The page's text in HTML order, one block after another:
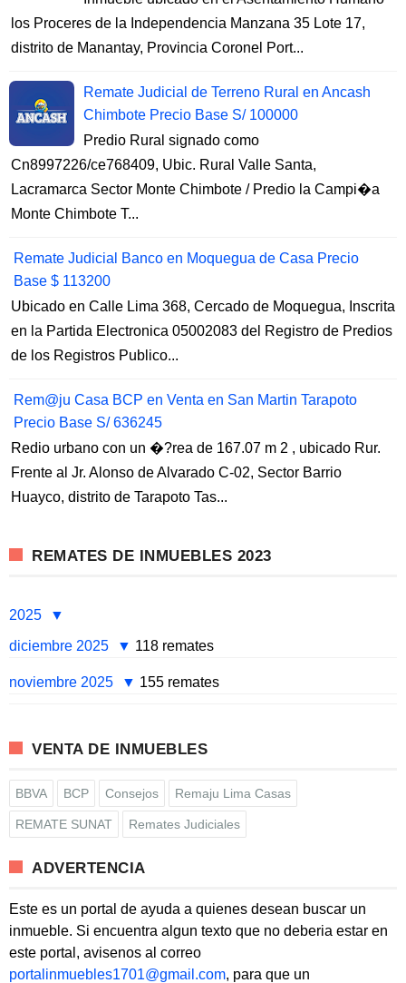
los Proceres de la Independencia Manzana 35 Lote 17,
distrito de Manantay, Provincia Coronel Port...
Remate Judicial de Terreno Rural en Ancash
Chimbote Precio Base S/ 100000
Predio Rural signado como
Cn8997226/ce768409, Ubic. Rural Valle Santa,
Lacramarca Sector Monte Chimbote / Predio la Campi�a
Monte Chimbote T...
Remate Judicial Banco en Moquegua de Casa Precio
Base $ 113200
Ubicado en Calle Lima 368, Cercado de Moquegua, Inscrita
en la Partida Electronica 05002083 del Registro de Predios
de los Registros Publico...
Rem@ju Casa BCP en Venta en San Martin Tarapoto
Precio Base S/ 636245
Redio urbano con un �?rea de 167.07 m 2 , ubicado Rur.
Frente al Jr. Alonso de Alvarado C-02, Sector Barrio
Huayco, distrito de Tarapoto Tas...
REMATES DE INMUEBLES 2023
2025
diciembre 2025
118 remates
noviembre 2025 155 remates
VENTA DE INMUEBLES
BBVA BCP Consejos Remaju Lima Casas
REMATE SUNAT Remates Judiciales
ADVERTENCIA
Este es un portal de ayuda a quienes desean buscar un
inmueble. Si encuentra algun texto que no deberia estar en
este portal, avisenos al correo
portalinmuebles1701@gmail.com, para que un